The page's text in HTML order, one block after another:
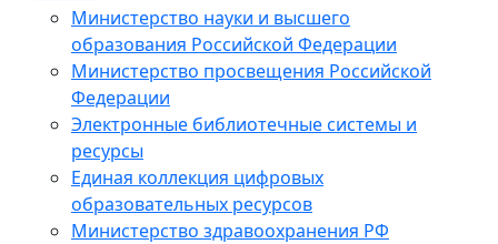
Министерство науки и высшего
образования Российской Федерации
Министерство просвещения Российской
Федерации
Электронные библиотечные системы и
ресурсы
Единая коллекция цифровых
образовательных ресурсов
Министерство здравоохранения РФ